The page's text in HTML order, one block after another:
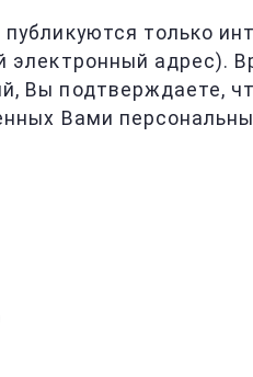
публикуются только
электронный адрес).
Вы подтверждаете,
Вами